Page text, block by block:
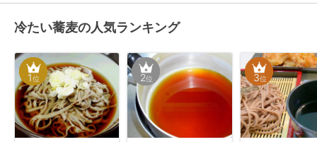
冷たい蕎麦の人気ランキング
1位 2位 3位